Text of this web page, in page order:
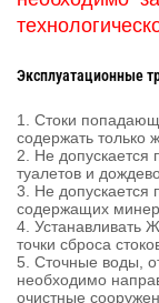
Эксплуатационные
1. Стоки
содержать только
2. Не допускается
туалетов и
3. Не допускается
содержащих
4. Устанавливать
точки сброса
5. Сточные воды,
необходимо
очистные